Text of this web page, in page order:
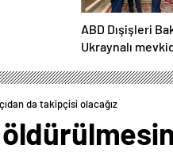
ABD Dışişleri
Ukraynalı
da takipçisi olacağız